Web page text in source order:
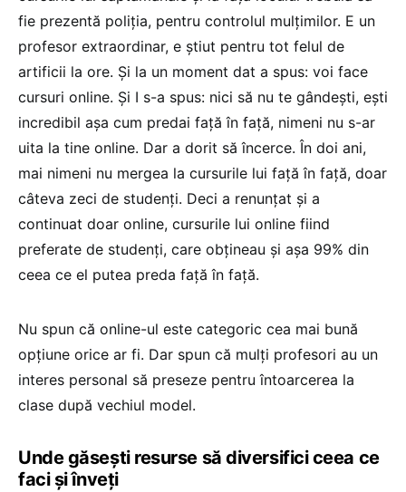
fie prezentă poliția, pentru controlul mulțimilor. E un
profesor extraordinar, e știut pentru tot felul de
artificii la ore. Și la un moment dat a spus: voi face
cursuri online. Și I s-a spus: nici să nu te gândești, ești
incredibil așa cum predai față în față, nimeni nu s-ar
uita la tine online. Dar a dorit să încerce. În doi ani,
mai nimeni nu mergea la cursurile lui față în față, doar
câteva zeci de studenți. Deci a renunțat și a
continuat doar online, cursurile lui online fiind
preferate de studenți, care obțineau și așa 99% din
ceea ce el putea preda față în față.
Nu spun că online-ul este categoric cea mai bună
opțiune orice ar fi. Dar spun că mulți profesori au un
interes personal să preseze pentru întoarcerea la
clase după vechiul model.
Unde găsești resurse să diversifici ceea ce
faci și înveți